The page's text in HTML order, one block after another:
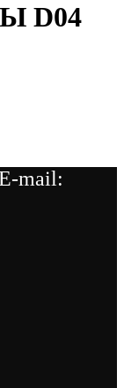
D04
mail: